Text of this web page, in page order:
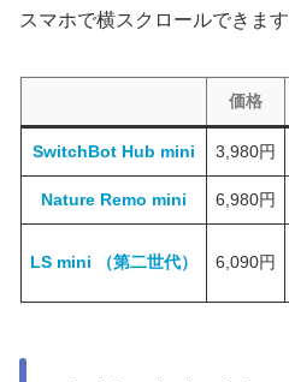
スマホで横スクロールできます
価格
SwitchBot Hub mini 3,980円
Nature Remo mini 6,980円
LS mini （第二世代） 6,090円